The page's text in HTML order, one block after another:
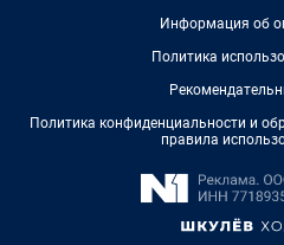
Информация об
Политика
Политика конфиденциальности и
правила